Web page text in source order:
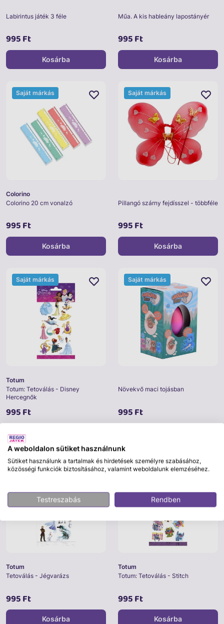
Labirintus játék 3 féle
995 Ft
Kosárba
Műa. A kis hableány lapostányér
995 Ft
Kosárba
Colorino
Colorino 20 cm vonalzó
995 Ft
Saját márkás
Kosárba
Pillangó szárny fejdísszel - többféle
995 Ft
Saját márkás
Kosárba
Totum
Totum: Tetoválás - Disney
Hercegnők
995 Ft
Saját márkás
Növekvő maci tojásban
995 Ft
Saját márkás
Totum
Tetoválás - Jégvarázs
995 Ft
Saját márkás
Kosárba
Totum
Totum: Tetoválás - Stitch
995 Ft
Saját márkás
Kosárba
A weboldalon sütiket használnunk
Sütiket használunk a tartalmak és hirdetések személyre szabásához,
közösségi funkciók biztosításához, valamint weboldalunk elemzéséhez.
Testreszabás Rendben